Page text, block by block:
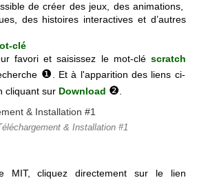
de créer des jeux, des animations,
des histoires interactives et d’autres
clé
favori et saisissez le mot-clé scratch
❶
Et à l'apparition des liens ci-
cliquant sur Download ❷
& Installation #1
MIT, cliquez directement sur le lien